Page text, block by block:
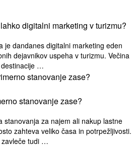
digitalni marketing v turizmu?
je dandanes digitalni marketing eden
dejavnikov uspeha v turizmu. Večina
…
stanovanje zase?
stanovanja za najem ali nakup lastne
zahteva veliko časa in potrpežljivosti.
zavleče tudi …